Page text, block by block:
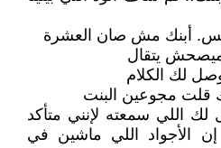
أبنك مش صان العشرة
ميصحش يتقال
لك الكلام
قلت مجوعين البنت
اللي سمعته لإنني متأكد
الأجواد اللي ماشين في